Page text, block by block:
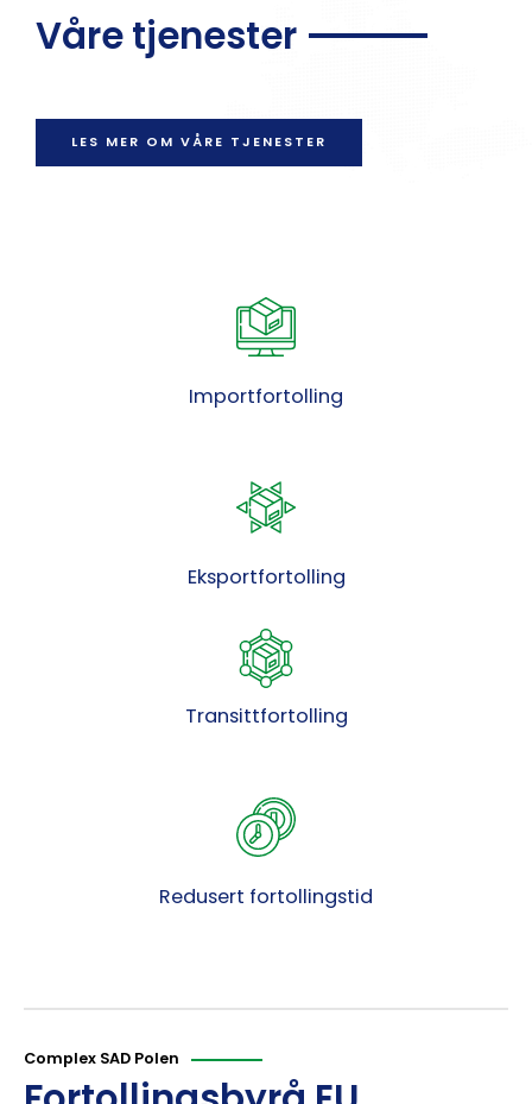
Våre tjenester
LES MER OM VÅRE TJENESTER
Importfortolling
Eksportfortolling
Transittfortolling
Redusert fortollingstid
Complex SAD Polen